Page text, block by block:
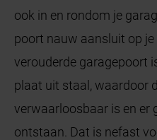
ook in en rondom je
poort nauw aansluit op je
verouderde garagepoort
plaat uit staal, waardoor
verwaarloosbaar is en er
ontstaan. Dat is nefast